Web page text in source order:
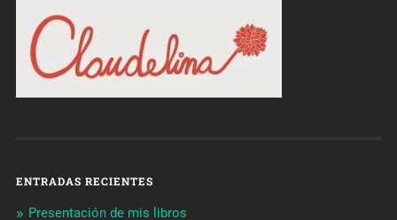
ENTRADAS RECIENTES
Presentación de mis libros